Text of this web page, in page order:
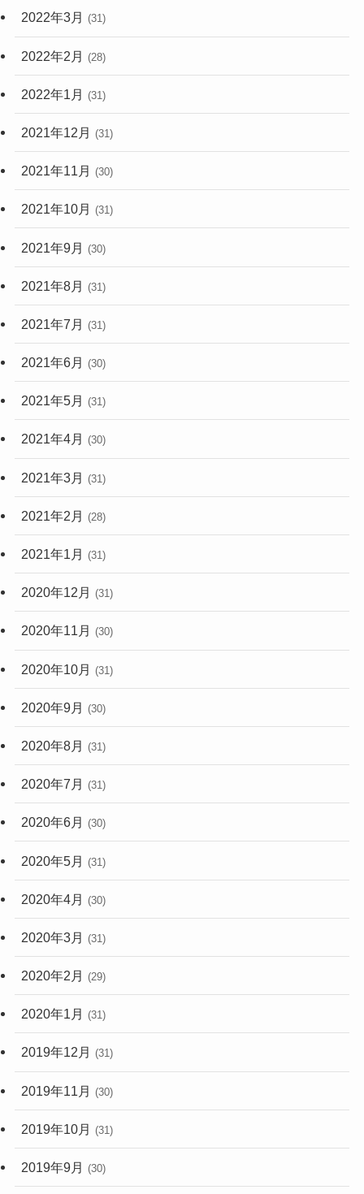
2022年3月 (31)
2022年2月 (28)
2022年1月 (31)
2021年12月 (31)
2021年11月 (30)
2021年10月 (31)
2021年9月 (30)
2021年8月 (31)
2021年7月 (31)
2021年6月 (30)
2021年5月 (31)
2021年4月 (30)
2021年3月 (31)
2021年2月 (28)
2021年1月 (31)
2020年12月 (31)
2020年11月 (30)
2020年10月 (31)
2020年9月 (30)
2020年8月 (31)
2020年7月 (31)
2020年6月 (30)
2020年5月 (31)
2020年4月 (30)
2020年3月 (31)
2020年2月 (29)
2020年1月 (31)
2019年12月 (31)
2019年11月 (30)
2019年10月 (31)
2019年9月 (30)